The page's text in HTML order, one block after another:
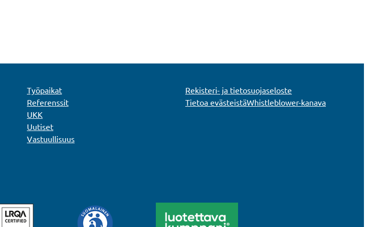
Työpaikat
Referenssit
UKK
Uutiset
Vastuullisuus
Rekisteri- ja tietosuojaseloste
Tietoa evästeistäWhistleblower-kanava